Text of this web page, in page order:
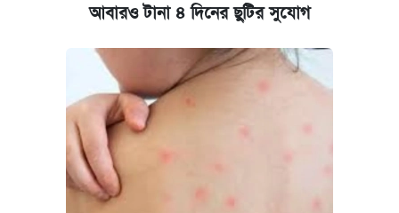
আবারও টানা ৪ দিনের ছুটির সুযোগ